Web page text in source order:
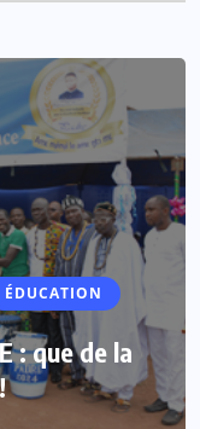
ÉDUCATION
: que de la
les députés
avec les